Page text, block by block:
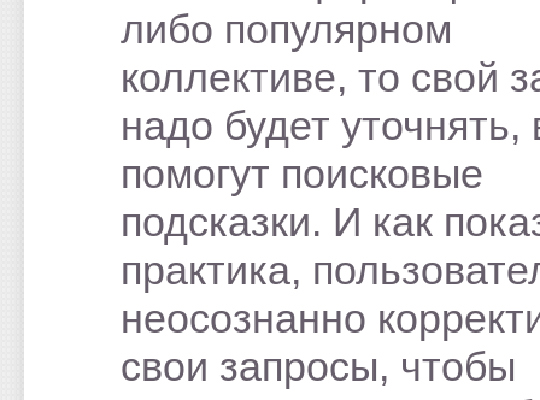
либо популярном
коллективе, то свой
надо будет уточнять,
помогут поисковые
подсказки. И как
практика,
неосознанно
свои запросы, чтобы